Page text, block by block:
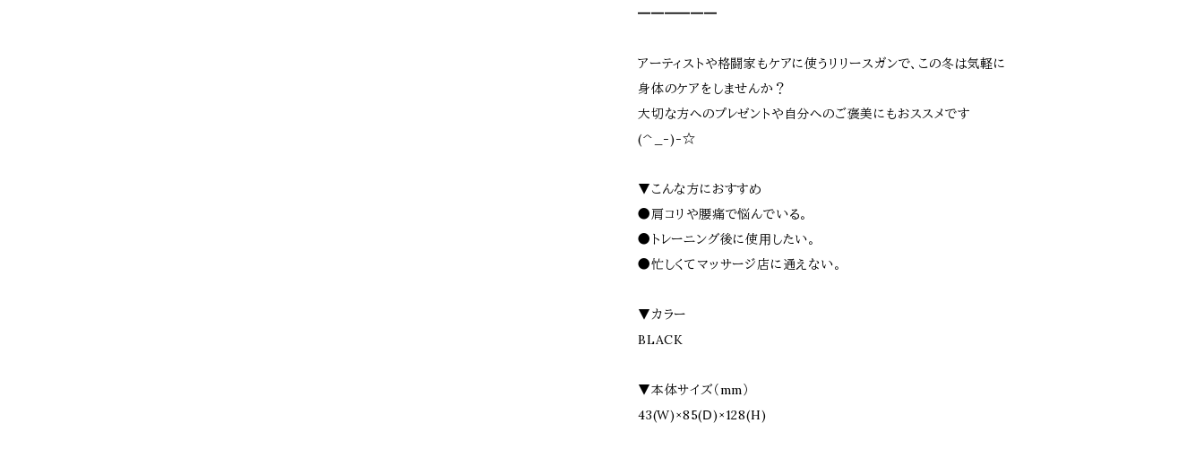
━━━━━━
アーティストや格闘家もケアに使うリリースガンで、この冬は気軽に
身体のケアをしませんか？
大切な方へのプレゼントや自分へのご褒美にもおススメです
(^_-)-☆
▼こんな方におすすめ
●肩コリや腰痛で悩んでいる。​
●トレーニング後に使⽤したい。​
●忙しくてマッサージ店に通えない。​
▼カラー
BLACK
▼本体サイズ（mm）
43(W)×85(Ⅾ)×128(H)